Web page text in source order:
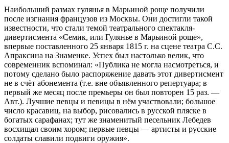
Наибольший размах гулянья в Марьиной роще получили
после изгнания французов из Москвы. Они достигли такой
известности, что стали темой театрального спектакля-
дивертисмента «Семик, или Гулянье в Марьиной роще»,
впервые поставленного 25 января 1815 г. на сцене театра С.С.
Апраксина на Знаменке. Успех был настолько велик, что
современник вспоминал: «Публика не могла насмотреться, и
потому сделано было распоряжение давать этот дивертисмент
не в счёт абонемента (т.е. вне объявленного репертуара; в
первый же месяц после премьеры он был повторен 15 раз. —
Авт.). Лучшие певцы и певицы в нём участвовали; большое
число красавиц, на выбор, рисовались в русской пляске в
богатых сарафанах; тут же знаменитый песельник Лебедев
восхищал своим хором; первые певцы — артисты и русские
солдаты славили подвиги оружия».